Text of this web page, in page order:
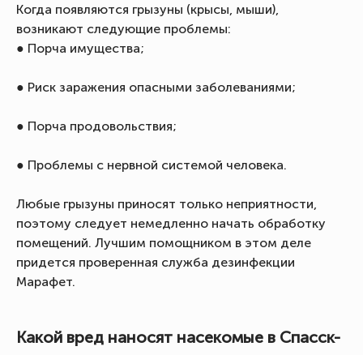
Когда появляются грызуны (крысы, мыши),
возникают следующие проблемы:
● Порча имущества;
● Риск заражения опасными заболеваниями;
● Порча продовольствия;
● Проблемы с нервной системой человека.
Любые грызуны приносят только неприятности,
поэтому следует немедленно начать обработку
помещений. Лучшим помощником в этом деле
придется проверенная служба дезинфекции
Марафет.
Какой вред наносят насекомые в Спасск-